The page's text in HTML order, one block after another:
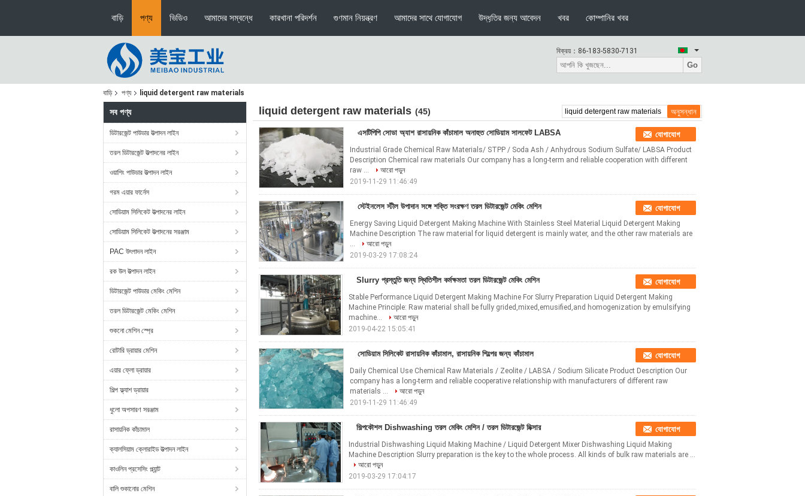
বাড়ি পণ্য ভিডিও আমাদের সম্বন্ধে কারখানা পরিদর্শন গুণমান নিয়ন্ত্রণ আমাদের সাথে যোগাযোগ উদ্ধৃতির জন্য আবেদন খবর কোম্পানির খবর
বিক্রয়： 86-183-5830-7131
Go
বাড়ি পণ্য liquid detergent raw materials
সব পণ্য
ডিটারজেন্ট পাউডার উত্পাদন লাইন
তরল ডিটারজেন্ট উত্পাদনের লাইন
ওয়াশিং পাউডার উত্পাদন লাইন
গরম এয়ার ফার্নেস
সোডিয়াম সিলিকেট উত্পাদনের লাইন
সোডিয়াম সিলিকেট উত্পাদনের সরঞ্জাম
PAC উৎপাদন লাইন
রক উল উত্পাদন লাইন
ডিটারজেন্ট পাউডার মেকিং মেশিন
তরল ডিটারজেন্ট মেকিং মেশিন
শুকনো মেশিন স্প্রে
রোটারি ড্রায়ার মেশিন
এয়ার ফ্লো ড্রায়ার
শিল্প ফ্ল্যাশ ড্রায়ার
ধুলো অপসারণ সরঞ্জাম
রাসায়নিক কাঁচামাল
ক্যালসিয়াম ক্লোরাইড উত্পাদন লাইন
কাওলিন প্রসেসিং প্ল্যান্ট
বালি শুকানোর মেশিন
liquid detergent raw materials (45)
এসটিপিপি সোডা অ্যাশ রাসায়নিক কাঁচামাল অনাহুত সোডিয়াম সালফেট LABSA যোগাযোগ
Industrial Grade Chemical Raw Materials/ STPP / Soda Ash / Anhydrous Sodium Sulfate/ LABSA Product
Description Chemical raw materials Our company has a long-term and reliable cooperation with different
raw ...
আরো পড়ুন
2019-11-29 11:46:49
স্টেইনলেস স্টীল উপাদান সঙ্গে শক্তি সংরক্ষণ তরল ডিটারজেন্ট মেকিং মেশিন যোগাযোগ
Energy Saving Liquid Detergent Making Machine With Stainless Steel Material Liquid Detergent Making
Machine Description The raw material for liquid detergent is mainly water, and the other raw materials are
...
আরো পড়ুন
2019-03-29 17:08:24
Slurry প্রস্তুতি জন্য স্থিতিশীল কর্মক্ষমতা তরল ডিটারজেন্ট মেকিং মেশিন যোগাযোগ
Stable Performance Liquid Detergent Making Machine For Slurry Preparation Liquid Detergent Making
Machine Principle: Raw material shall be fully grided,mixed,emusified,and homogenization by emulsifying
machine...
আরো পড়ুন
2019-04-22 15:05:41
সোডিয়াম সিলিকেট রাসায়নিক কাঁচামাল, রাসায়নিক শিল্পের জন্য কাঁচামাল যোগাযোগ
Daily Chemical Use Chemical Raw Materials / Zeolite / LABSA / Sodium Silicate Product Description Our
company has a long-term and reliable cooperative relationship with manufacturers of different raw
materials ...
আরো পড়ুন
2019-11-29 11:46:49
শিল্পকৌশল Dishwashing তরল মেকিং মেশিন / তরল ডিটারজেন্ট মিক্সার যোগাযোগ
Industrial Dishwashing Liquid Making Machine / Liquid Detergent Mixer Dishwashing Liquid Making
Machine Description Slurry preparation is the key to the whole process. All kinds of bulk raw materials are ...
আরো পড়ুন
2019-03-29 17:04:17